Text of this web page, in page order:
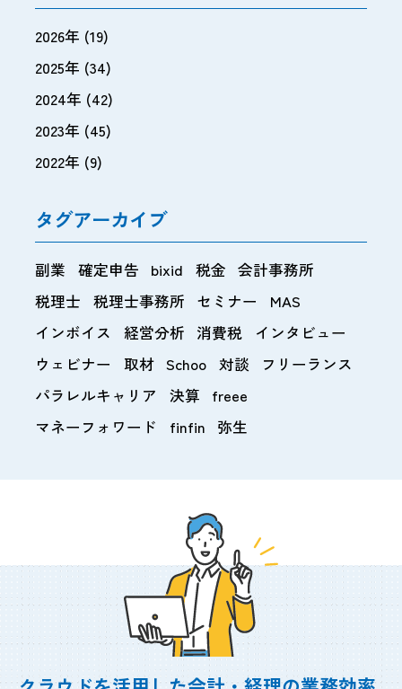
2026年 (19)
2025年 (34)
2024年 (42)
2023年 (45)
2022年 (9)
タグアーカイブ
副業 確定申告 bixid 税金 会計事務所
税理士
税理士事務所 セミナー
MAS
インボイス
経営分析 消費税
インタビュー
ウェビナー
取材 Schoo 対談
フリーランス
パラレルキャリア
決算
freee
マネーフォワード
finfin 弥生